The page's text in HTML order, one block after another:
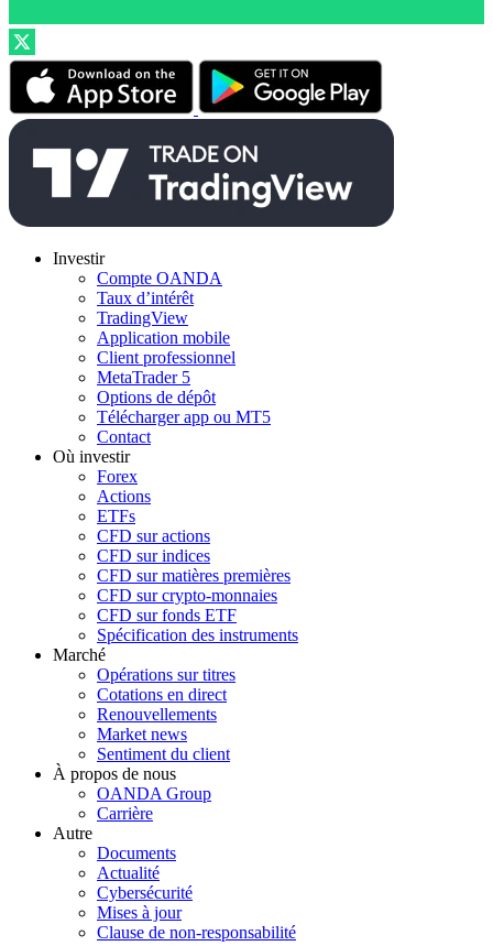
Investir
Compte OANDA
Taux d’intérêt
TradingView
Application mobile
Client professionnel
MetaTrader 5
Options de dépôt
Télécharger app ou MT5
Contact
Où investir
Forex
Actions
ETFs
CFD sur actions
CFD sur indices
CFD sur matières premières
CFD sur crypto-monnaies
CFD sur fonds ETF
Spécification des instruments
Marché
Opérations sur titres
Cotations en direct
Renouvellements
Market news
Sentiment du client
À propos de nous
OANDA Group
Carrière
Autre
Documents
Actualité
Cybersécurité
Mises à jour
Clause de non-responsabilité